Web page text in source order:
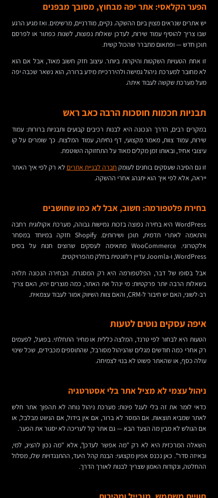
הפער הקלאסי: אתר יפה מבחוץ, מסובך מבפנים
יש אתרים שנראים מצוין ביום ההשקה. נקיים, מודרניים, מרשימים. ואז מגיע הרגע
שבו צריך להוסיף עמוד שירות, לעדכן שאלות נפוצות, לשנות כפתור או לפרסם
תוכן חדש — ופתאום מתברר שהכול קשיח.
זו אחת הטעויות השקטות והיקרות ביותר. עיצוב חזק חשוב מאוד, אבל אם הוא
לא מחובר למערכת ניהול גמישה ולהיררכיית מידע ברורה, הוא נשאר שכבה יפה
מעל מערכת שקשה לעבוד איתה.
תבניות חכמות חוסכות הרבה כאב ראש
במקרים רבים, הדרך הנכונה היא לבנות רכיבים קבועים ותבניות ברורות: עמוד
שירות, עמוד צוות, מאמר מקצועי, דף נחיתה, עמוד המלצות. כך שומרים על קו
עיצובי אחיד, ובאותו זמן מקלים מאוד על התחזוקה השוטפת.
זו גם הסיבה שעסקים בוחנים לעומק חברה לבניית אתרים לא רק לפי איך האתר
ייראה, אלא לפי איך הוא יתנהג אחרי ההשקה.
בחירת פלטפורמה: חשוב, אבל לא כמו שחושבים
WordPress היא בחירה נפוצה בזכות גמישות גבוהה, מערכת אקולוגית רחבה
והתאמה לאתרי תדמית, תוכן ושירותים. Shopify חזקה במיוחד במסחר
אלקטרוני. WooCommerce מתאימה לעסקים שרוצים חנות על בסיס
WordPress, ו-Joomla עדיין רלוונטית בחלק מהפרויקטים.
אבל בסופו של דבר, הפלטפורמה היא רק המסגרת. הבחירה הנכונה תלויה
בשאלות הרבה יותר פרקטיות: מי ינהל את האתר, כמה מוצרים יהיו, האם צריך
רב-לשוני, האם יש חיבור ל-CRM, והאם צוות השיווק אמור לעבוד עצמאית.
איפה עסקים נוטים לטעות
הטעות היא לבחור לפי טרנד, המלצה כללית או מחיר התחלתי. בפועל, לפעמים
רק אחרי כמה חודשים מגלים שהניהול מסורבל, שהתוספים מכבידים, שכל שינוי
עולה כסף, או שהאתר פשוט לא בנוי לצמיחה.
ניהול עצמי לא מציל אתר בלי אסטרטגיה
כדאי לומר את זה בלי לעגל פינות: מערכת ניהול נוחה לא תהפוך אתר חלש
לאתר שמביא תוצאות. אם המסר לא ברור, אם אין בידול, אם הניווט מבלבל, או
אם הגולש לא מבין מה הצעד הבא — גם אתר קל לעריכה לא יסגור את הפער.
השאלה המרכזית היא לא רק "מה אפשר לעדכן", אלא "מה נכון להציג, למי,
ובאיזה סדר". כאן נכנס אפיון מקצועי: הבנת קהל היעד, ההתנגדויות שלו, מסלול
ההחלטה, ונקודות האמון שצריך לבנות לאורך הדרך.